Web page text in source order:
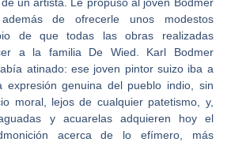
de ofrecerle unos modestos
de que todas las obras realizadas
a la familia De Wied. Karl Bodmer
atinado: ese joven pintor suizo iba a
expresión genuina del pueblo indio, sin
moral, lejos de cualquier patetismo, y,
y acuarelas adquieren hoy el
acerca de lo efímero, más